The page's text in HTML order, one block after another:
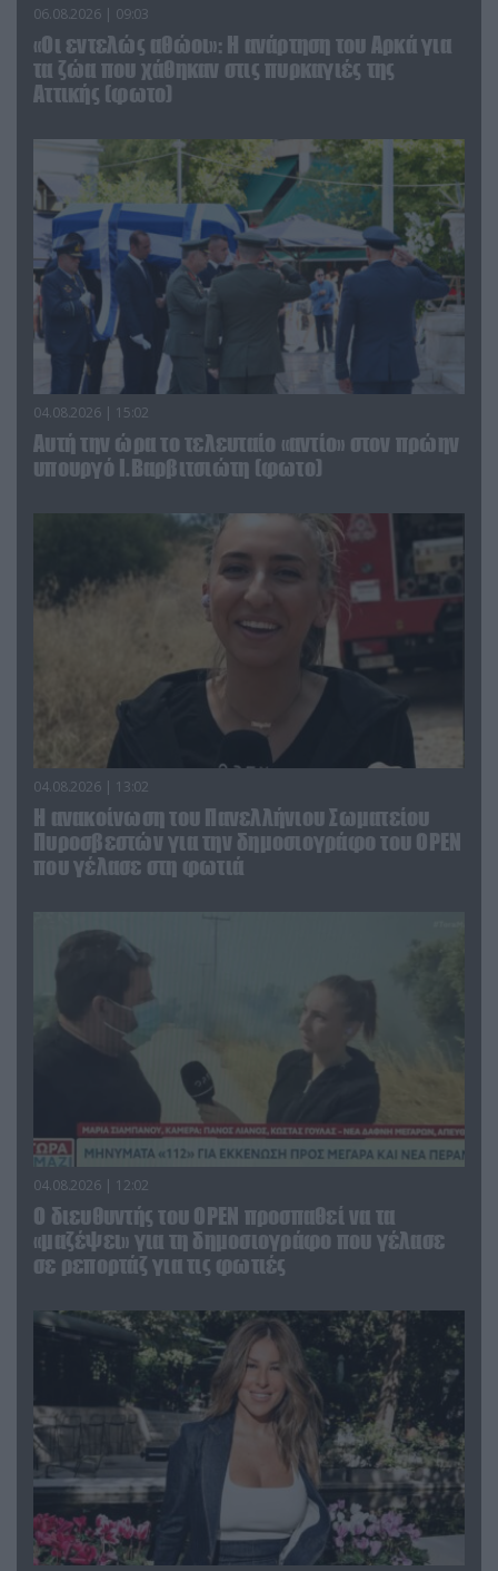
06.08.2026 | 09:03
«Οι εντελώς αθώοι»: Η ανάρτηση του Αρκά για
τα ζώα που χάθηκαν στις πυρκαγιές της
Αττικής (φωτο)
04.08.2026 | 15:02
Αυτή την ώρα το τελευταίο «αντίο» στον πρώην
υπουργό Ι.Βαρβιτσιώτη (φωτο)
04.08.2026 | 13:02
Η ανακοίνωση του Πανελλήνιου Σωματείου
Πυροσβεστών για την δημοσιογράφο του OPEN
που γέλασε στη φωτιά
04.08.2026 | 12:02
O διευθυντής του OPEN προσπαθεί να τα
«μαζέψει» για τη δημοσιογράφο που γέλασε
σε ρεπορτάζ για τις φωτιές